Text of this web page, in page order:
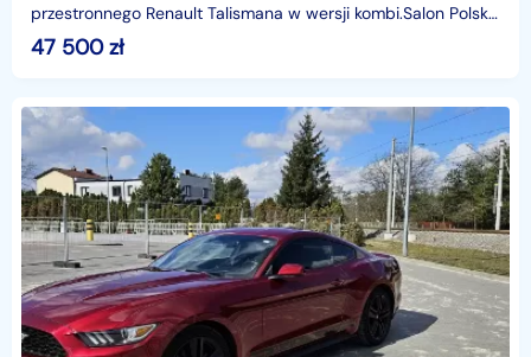
przestronnego Renault Talismana w wersji kombi.Salon Polska
– samochód z pewną, w pełni przejrzystą historią (dane
47 500zł